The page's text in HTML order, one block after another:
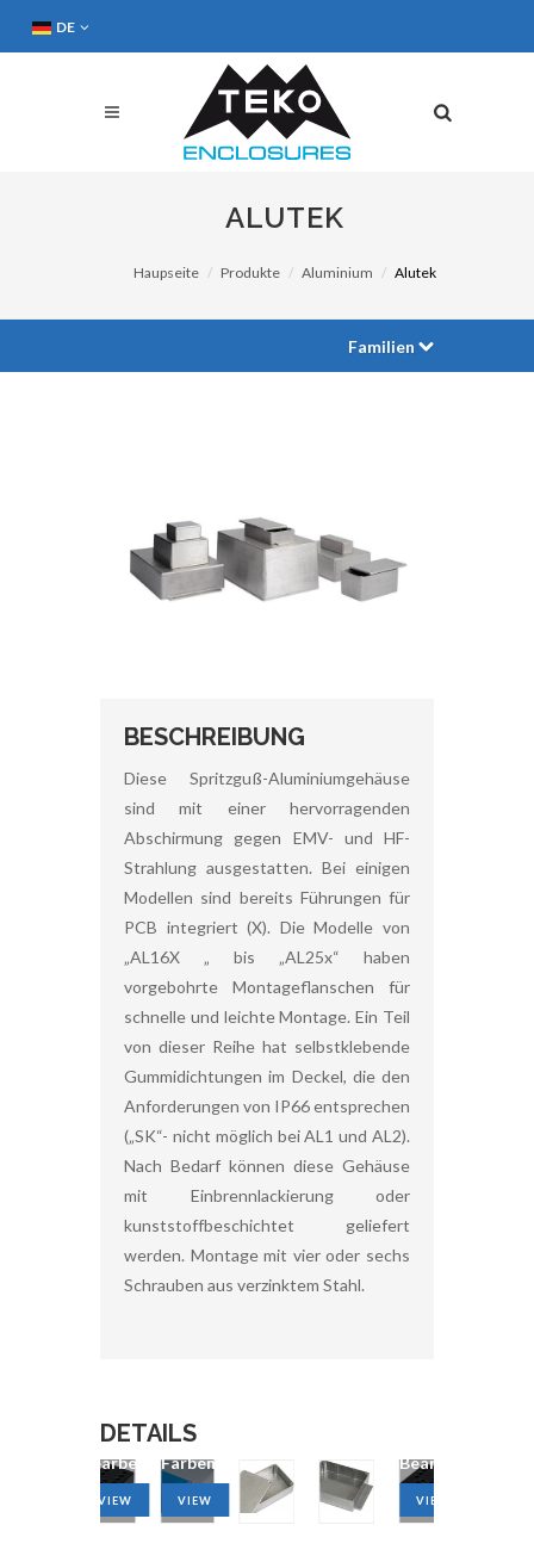
DE
ALUTEK
Haupseite Produkte Aluminium Alutek
Familien
BESCHREIBUNG
Diese Spritzguß-Aluminiumgehäuse
sind mit einer hervorragenden
Abschirmung gegen EMV- und HF-
Strahlung ausgestatten. Bei einigen
Modellen sind bereits Führungen für
PCB integriert (X). Die Modelle von
„AL16X „ bis „AL25x“ haben
vorgebohrte Montageflanschen für
schnelle und leichte Montage. Ein Teil
von dieser Reihe hat selbstklebende
Gummidichtungen im Deckel, die den
Anforderungen von IP66 entsprechen
(„SK“- nicht möglich bei AL1 und AL2).
Nach Bedarf können diese Gehäuse
mit Einbrennlackierung oder
kunststoffbeschichtet geliefert
werden. Montage mit vier oder sechs
Schrauben aus verzinktem Stahl.
DETAILS
Verschiedene
Farben
VIEW
Bearbeitung
VIEW
Farben
VIEW